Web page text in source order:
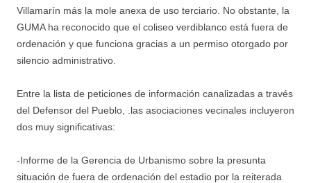
Villamarín más la mole anexa de uso terciario. No obstante, la
GUMA ha reconocido que el coliseo verdiblanco está fuera de
ordenación y que funciona gracias a un permiso otorgado por
silencio administrativo.
Entre la lista de peticiones de información canalizadas a través
del Defensor del Pueblo, .las asociaciones vecinales incluyeron
dos muy significativas:
-Informe de la Gerencia de Urbanismo sobre la presunta
situación de fuera de ordenación del estadio por la reiterada